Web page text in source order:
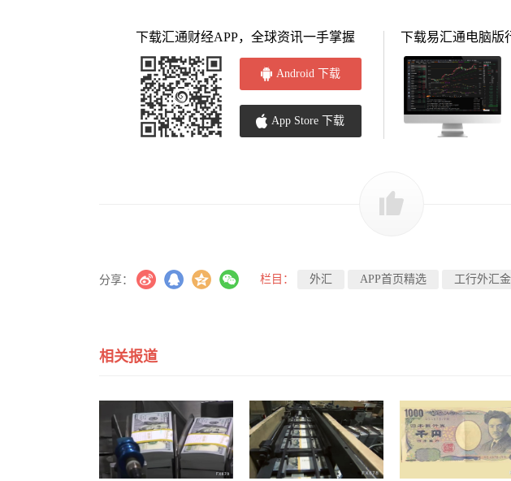
下载汇通财经APP，全球资讯一手掌握
Android 下载
App Store 下载
下载易汇通电脑版
分享： 栏目： 外汇 APP首页精选 工行外汇
相关报道